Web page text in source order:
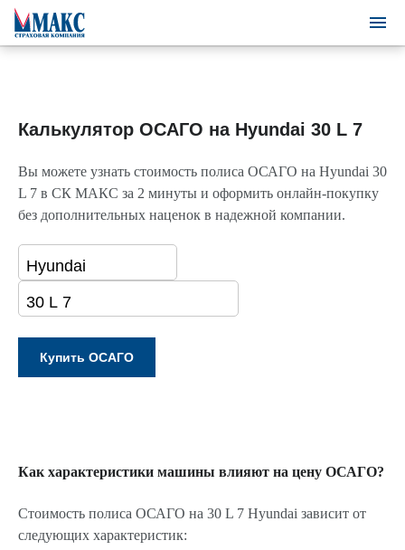
Калькулятор ОСАГО на Hyundai 30 L 7
Вы можете узнать стоимость полиса ОСАГО на Hyundai 30
L 7 в СК МАКС за 2 минуты и оформить онлайн-покупку
без дополнительных наценок в надежной компании.
Как характеристики машины влияют на цену ОСАГО?
Стоимость полиса ОСАГО на 30 L 7 Hyundai зависит от
следующих характеристик: